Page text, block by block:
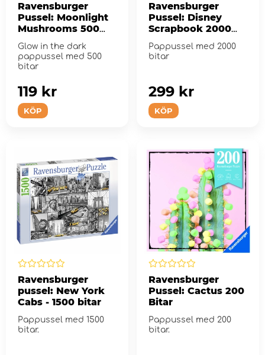
Ravensburger
Pussel: Moonlight
Mushrooms 500
Bitar
Glow in the dark
pappussel med 500
bitar
KÖP
119 kr
Ravensburger
Pussel: Disney
Scrapbook 2000
Bitar
Pappussel med 2000
bitar
KÖP
299 kr
Ravensburger
pussel: New York
Cabs - 1500 bitar
Pappussel med 1500
bitar.
Ravensburger
Pussel: Cactus 200
Bitar
Pappussel med 200
bitar.